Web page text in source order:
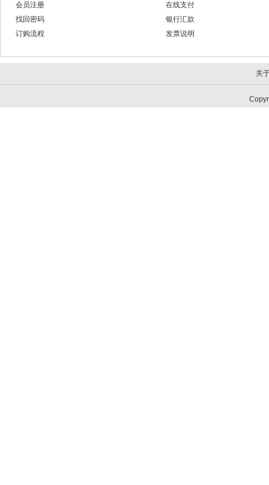
会员注册
找回密码
订购流程
在线支付
银行汇款
发票说明
关